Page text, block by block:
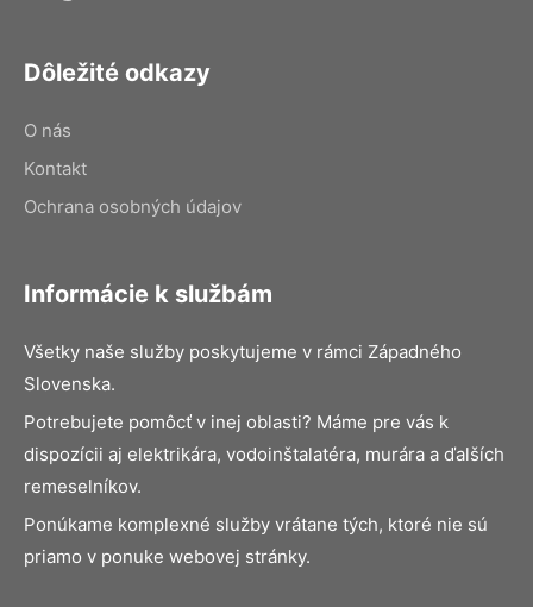
Dôležité odkazy
O nás
Kontakt
Ochrana osobných údajov
Informácie k službám
Všetky naše služby poskytujeme v rámci Západného
Slovenska.
Potrebujete pomôcť v inej oblasti? Máme pre vás k
dispozícii aj elektrikára, vodoinštalatéra, murára a ďalších
remeselníkov.
Ponúkame komplexné služby vrátane tých, ktoré nie sú
priamo v ponuke webovej stránky.